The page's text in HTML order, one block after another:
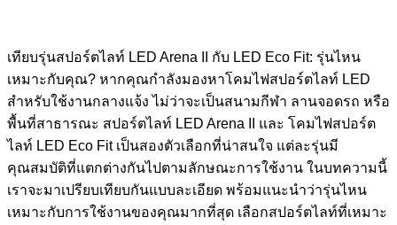
เทียบรุ่นสปอร์ตไลท์ LED Arena II กับ LED Eco Fit: รุ่นไหน
เหมาะกับคุณ? หากคุณกำลังมองหาโคมไฟสปอร์ตไลท์ LED
สำหรับใช้งานกลางแจ้ง ไม่ว่าจะเป็นสนามกีฬา ลานจอดรถ หรือ
พื้นที่สาธารณะ สปอร์ตไลท์ LED Arena II และ โคมไฟสปอร์ต
ไลท์ LED Eco Fit เป็นสองตัวเลือกที่น่าสนใจ แต่ละรุ่นมี
คุณสมบัติที่แตกต่างกันไปตามลักษณะการใช้งาน ในบทความนี้
เราจะมาเปรียบเทียบกันแบบละเอียด พร้อมแนะนำว่ารุ่นไหน
เหมาะกับการใช้งานของคุณมากที่สุด เลือกสปอร์ตไลท์ที่เหมาะ